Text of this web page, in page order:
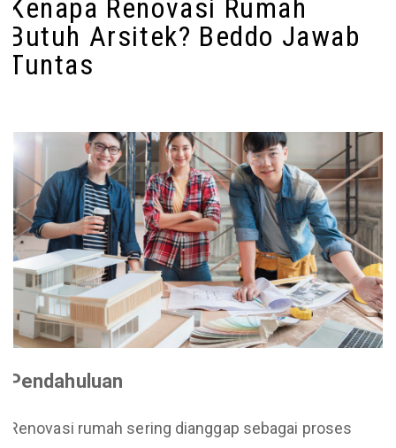
Kenapa Renovasi Rumah
Butuh Arsitek? Beddo Jawab
Tuntas
Pendahuluan
Renovasi rumah sering dianggap sebagai proses